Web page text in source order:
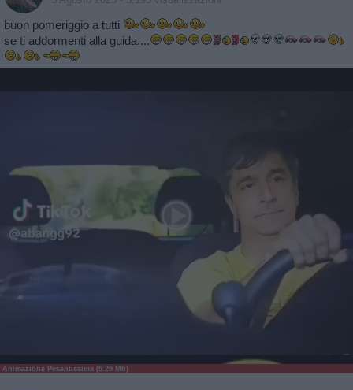
buon pomeriggio a tutti
se ti addormenti alla guida....
Animazione Pesantissima (5.29 Mb)